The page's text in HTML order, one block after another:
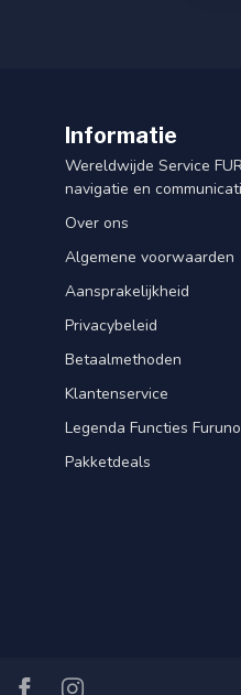
Informatie
Wereldwijde Service
navigatie en
Over ons
Algemene voorwaarden
Aansprakelijkheid
Privacybeleid
Betaalmethoden
Klantenservice
Legenda Functies
Pakketdeals